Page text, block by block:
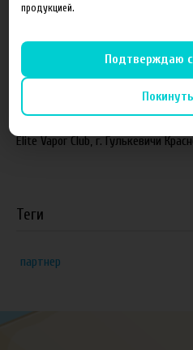
VapeReserve, г. Ульяновск
Vape Band, г. Казань
ЁЖивика Vape, г. Омск
Elite Vapor Club, г. Гулькевичи
Теги
партнер
продукцией.
Подтверждаю